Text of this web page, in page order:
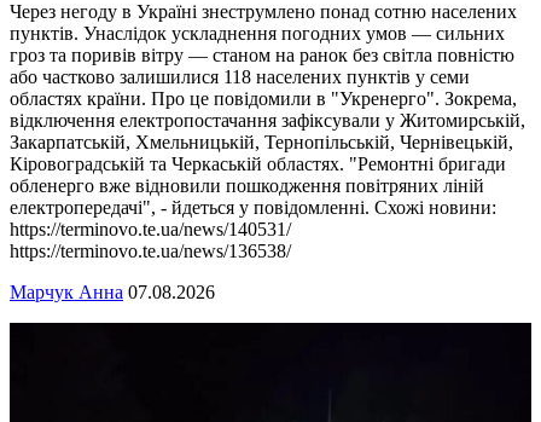
Через негоду в Україні знеструмлено понад сотню населених
пунктів. Унаслідок ускладнення погодних умов — сильних
гроз та поривів вітру — станом на ранок без світла повністю
або частково залишилися 118 населених пунктів у семи
областях країни. Про це повідомили в "Укренерго". Зокрема,
відключення електропостачання зафіксували у Житомирській,
Закарпатській, Хмельницькій, Тернопільській, Чернівецькій,
Кіровоградській та Черкаській областях. "Ремонтні бригади
обленерго вже відновили пошкодження повітряних ліній
електропередачі", - йдеться у повідомленні. Схожі новини:
https://terminovo.te.ua/news/140531/
https://terminovo.te.ua/news/136538/
Марчук Анна 07.08.2026